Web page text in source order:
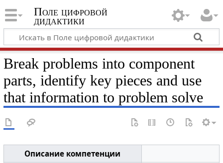
Поле цифровой
дидактики
Break problems into component
parts, identify key pieces and use
that information to problem solve
Описание компетенции